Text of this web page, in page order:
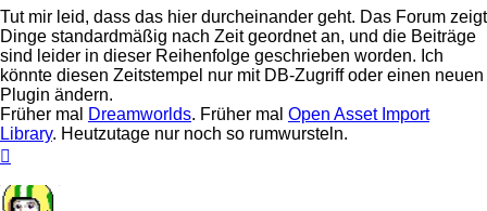
Tut mir leid, dass das hier durcheinander geht. Das Forum zeigt
Dinge standardmäßig nach Zeit geordnet an, und die Beiträge
sind leider in dieser Reihenfolge geschrieben worden. Ich
könnte diesen Zeitstempel nur mit DB-Zugriff oder einen neuen
Plugin ändern.
Früher mal
Dreamworlds. Früher mal Open Asset Import
Library. Heutzutage nur noch so rumwursteln.